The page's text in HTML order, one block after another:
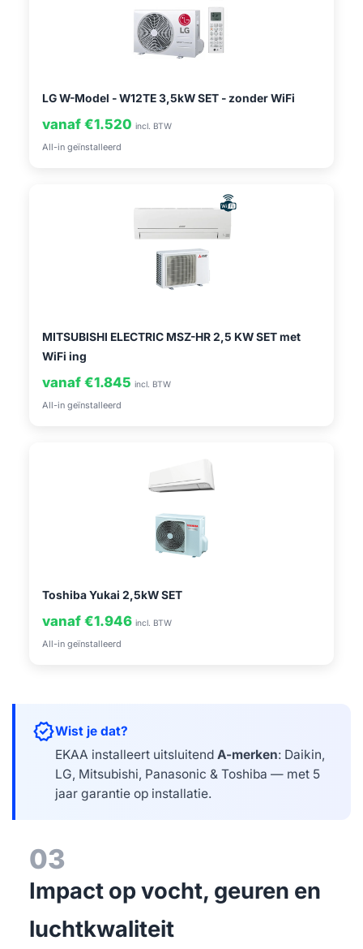
LG W-Model - W12TE 3,5kW SET - zonder WiFi
vanaf €1.520 incl. BTW
All-in geïnstalleerd
MITSUBISHI ELECTRIC MSZ-HR 2,5 KW SET met
WiFi ing
vanaf €1.845 incl. BTW
All-in geïnstalleerd
Toshiba Yukai 2,5kW SET
vanaf €1.946 incl. BTW
All-in geïnstalleerd
verifiedWist je dat?
EKAA installeert uitsluitend A-merken: Daikin,
LG, Mitsubishi, Panasonic & Toshiba — met 5
jaar garantie op installatie.
03
Impact op vocht, geuren en
luchtkwaliteit